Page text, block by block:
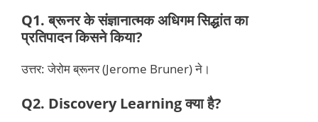
Q1. ब्रूनर के संज्ञानात्मक अधिगम सिद्धांत का
प्रतिपादन किसने किया?
उत्तर: जेरोम ब्रूनर (Jerome Bruner) ने।
Q2. Discovery Learning क्या है?